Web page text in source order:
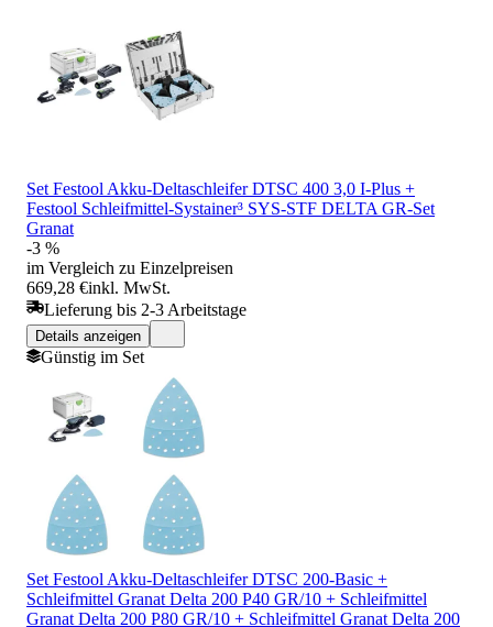
Set Festool Akku-Deltaschleifer DTSC 400 3,0 I-Plus +
Festool Schleifmittel-Systainer³ SYS-STF DELTA GR-Set
Granat
-3 %
im Vergleich zu Einzelpreisen
669,28 €inkl. MwSt.
Lieferung bis 2-3 Arbeitstage
Details anzeigen
Günstig im Set
Set Festool Akku-Deltaschleifer DTSC 200-Basic +
Schleifmittel Granat Delta 200 P40 GR/10 + Schleifmittel
Granat Delta 200 P80 GR/10 + Schleifmittel Granat Delta 200